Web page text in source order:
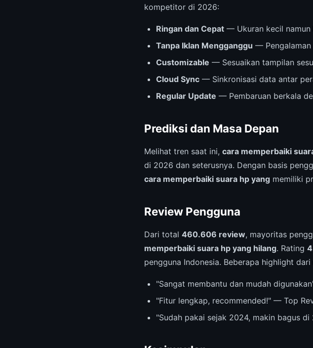
kompetitor di 2026:
Ringan dan Cepat — Ukuran kecil
Tanpa Iklan Mengganggu — Pengalaman
Customizable — Sesuaikan tampilan
Cloud Sync — Sinkronisasi data antar
Regular Update — Pembaruan berkala
Prediksi dan Masa Depan
Melihat tren saat ini, cara memperbaiki
di 2026 dan seterusnya. Dengan basis
cara memperbaiki suara hp yang memiliki
Review Pengguna
Dari total 460.606 review, mayoritas
memperbaiki suara hp yang hilang. Rating
pengguna Indonesia. Beberapa highlight
"Sangat membantu dan mudah
"Fitur lengkap, recommended!" — Top
"Sudah pakai sejak 2024, makin bagus